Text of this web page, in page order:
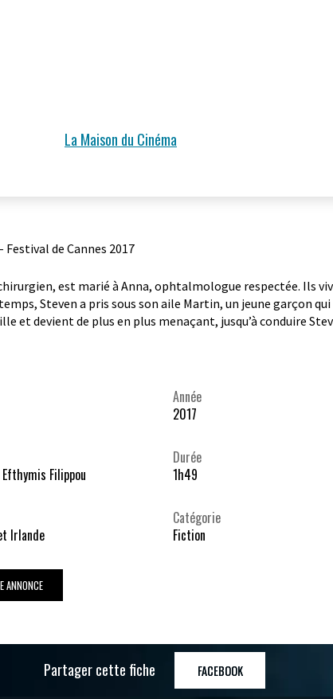
La Maison du Cinéma
Festival de Cannes 2017
est marié à Anna, ophtalmologue respectée. Ils
Steven a pris sous son aile Martin, un jeune garçon
et devient de plus en plus menaçant, jusqu’à conduire
Filippou
Irlande
Année
2017
Durée
1h49
Catégorie
Fiction
ANNONCE
Partager cette fiche FACEBOOK